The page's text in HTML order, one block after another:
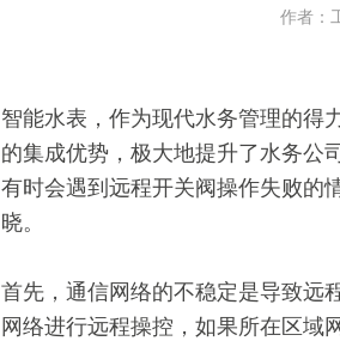
作者：
智能水表，作为现代水务管理的得
的集成优势，极大地提升了水务公
有时会遇到远程开关阀操作失败的
晓。
首先，通信网络的不稳定是导致远
网络进行远程操控，如果所在区域